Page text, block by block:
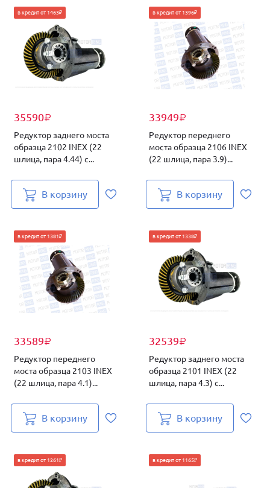
35590₽
в кредит от 1463₽
Редуктор заднего моста
образца 2102 INEX (22
шлица, пара 4.44) с...
В корзину
33949₽
в кредит от 1396₽
Редуктор переднего
моста образца 2106 INEX
(22 шлица, пара 3.9)...
В корзину
33589₽
в кредит от 1381₽
Редуктор переднего
моста образца 2103 INEX
(22 шлица, пара 4.1)...
В корзину
32539₽
в кредит от 1338₽
Редуктор заднего моста
образца 2101 INEX (22
шлица, пара 4.3) с...
В корзину
в кредит от 1261₽ в кредит от 1165₽